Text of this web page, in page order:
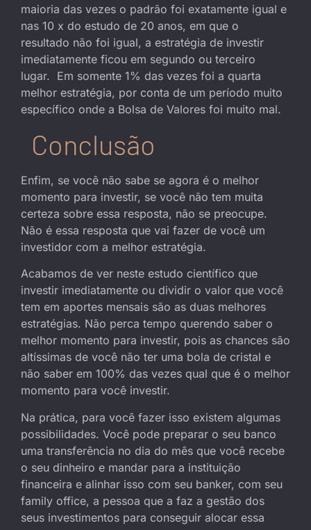
maioria das vezes o padrão foi exatamente igual e
nas 10 x do estudo de 20 anos, em que o
resultado não foi igual, a estratégia de investir
imediatamente ficou em segundo ou terceiro
lugar. Em somente 1% das vezes foi a quarta
melhor estratégia, por conta de um período muito
específico onde a Bolsa de Valores foi muito mal.
Conclusão
Enfim, se você não sabe se agora é o melhor
momento para investir, se você não tem muita
certeza sobre essa resposta, não se preocupe.
Não é essa resposta que vai fazer de você um
investidor com a melhor estratégia.
Acabamos de ver neste estudo científico que
investir imediatamente ou dividir o valor que você
tem em aportes mensais são as duas melhores
estratégias. Não perca tempo querendo saber o
melhor momento para investir, pois as chances são
altíssimas de você não ter uma bola de cristal e
não saber em 100% das vezes qual que é o melhor
momento para você investir.
Na prática, para você fazer isso existem algumas
possibilidades. Você pode preparar o seu banco
uma transferência no dia do mês que você recebe
o seu dinheiro e mandar para a instituição
financeira e alinhar isso com seu banker, com seu
family office, a pessoa que a faz a gestão dos
seus investimentos para conseguir alocar essa